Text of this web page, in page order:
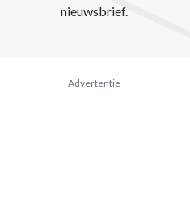
nieuwsbrief.
Advertentie